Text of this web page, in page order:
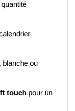
blanche ou
touch pour un